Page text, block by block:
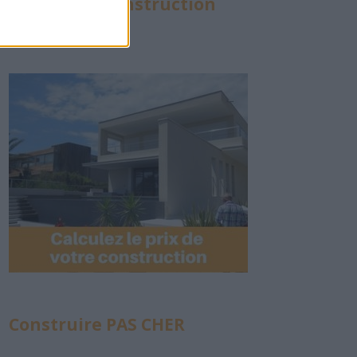
Construire PAS CHER